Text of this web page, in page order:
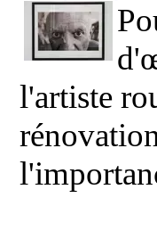
l'artiste